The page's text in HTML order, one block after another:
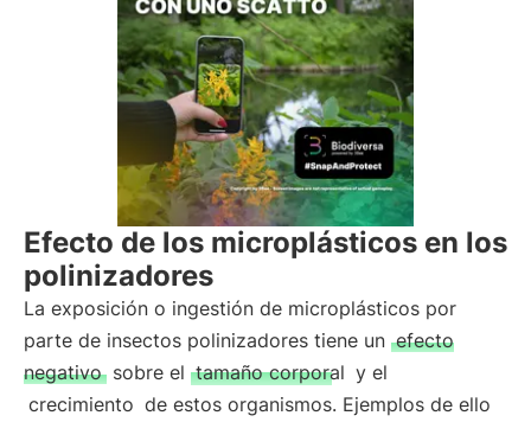
Efecto de los microplásticos en los
polinizadores
La exposición o ingestión de microplásticos por
parte de insectos polinizadores tiene un efecto
negativo sobre el tamaño corporal y el
crecimiento de estos organismos. Ejemplos de ello